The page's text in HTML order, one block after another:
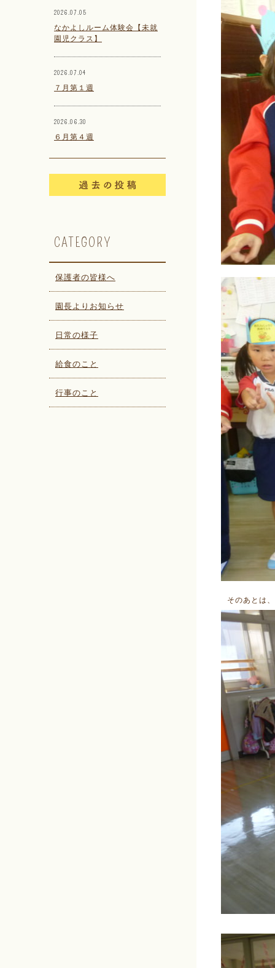
2026.07.05
なかよしルーム体験会【未就
園児クラス】
2026.07.04
７月第１週
2026.06.30
６月第４週
CATEGORY
保護者の皆様へ
園長よりお知らせ
日常の様子
給食のこと
行事のこと
そのあとは